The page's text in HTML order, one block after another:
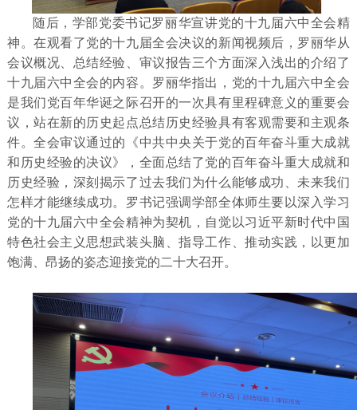
随后，学部党委书记罗丽华宣讲党的十九届六中全会精
神。在观看了党的十九届全会决议的新闻视频后，罗丽华从
会议概况、总结经验、审议报告三个方面深入浅出的介绍了
十九届六中全会的内容。罗丽华指出，党的十九届六中全会
是我们党百年华诞之际召开的一次具有里程碑意义的重要会
议，站在新的历史起点总结历史经验具有客观需要和主观条
件。全会审议通过的《中共中央关于党的百年奋斗重大成就
和历史经验的决议》，全面总结了党的百年奋斗重大成就和
历史经验，深刻揭示了过去我们为什么能够成功、未来我们
怎样才能继续成功。罗书记强调学部全体师生要以深入学习
党的十九届六中全会精神为契机，自觉以习近平新时代中国
特色社会主义思想武装头脑、指导工作、推动实践，以更加
饱满、昂扬的姿态迎接党的二十大召开。